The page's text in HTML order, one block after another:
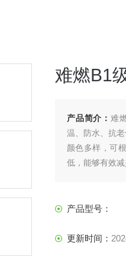
难燃B1
产品简介：难
温、防水、抗
颜色多样，可
低，能够有效
产品型号：
更新时间：